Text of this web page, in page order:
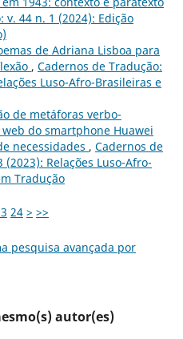
v. 44 n. 1 (2024): Edição
de Adriana Lisboa para
, Cadernos de Tradução:
Luso-Afro-Brasileiras e
de metáforas verbo-
do smartphone Huawei
necessidades , Cadernos de
Relações Luso-Afro-
Tradução
24 > >>
pesquisa avançada por
autor(es)